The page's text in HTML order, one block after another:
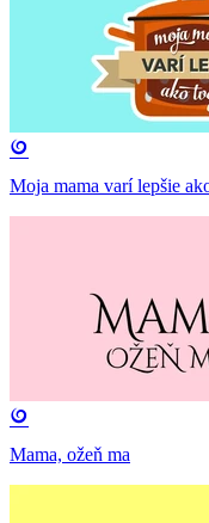
Moja mama varí lepšie
Mama, ožeň ma